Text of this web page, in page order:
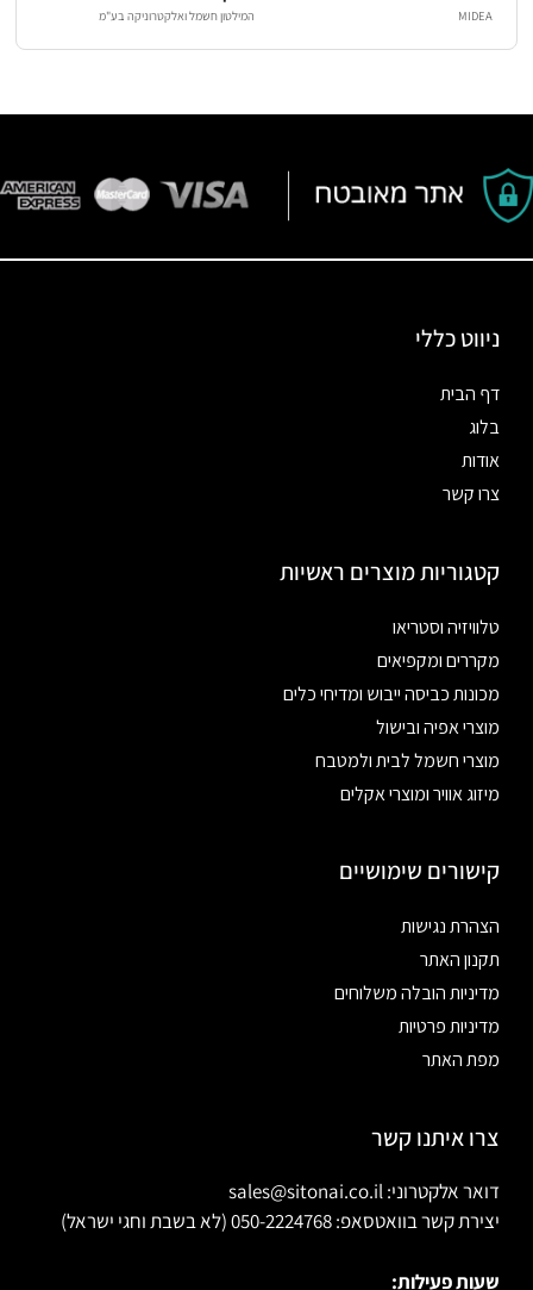
MIDEA המילטון חשמל ואלקטרוניקה בע"מ
ניווט כללי
דף הבית
בלוג
אודות
צרו קשר
קטגוריות מוצרים ראשיות
טלוויזיה וסטריאו
מקררים ומקפיאים
מכונות כביסה ייבוש ומדיחי כלים
מוצרי אפיה ובישול
מוצרי חשמל לבית ולמטבח
מיזוג אוויר ומוצרי אקלים
קישורים שימושיים
הצהרת נגישות
תקנון האתר
מדיניות הובלה משלוחים
מדיניות פרטיות
מפת האתר
צרו איתנו קשר
דואר אלקטרוני: sales@sitonai.co.il
יצירת קשר בוואטסאפ: 050-2224768 (לא בשבת וחגי ישראל)
שעות פעילות: